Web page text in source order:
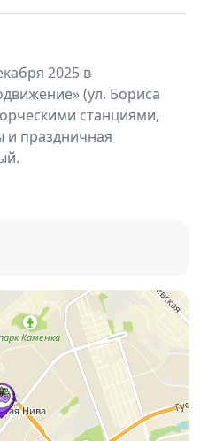
2025 в
(ул. Бориса
станциями,
и праздничная
в «Продвижении»
декабря в 14:00
зимних забав,
открытий!
«Продвижение», ул.